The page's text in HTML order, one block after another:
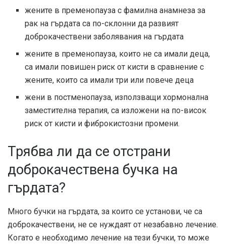
жените в пременопауза с фамилна анамнеза за
рак на гърдата са по-склонни да развият
доброкачествени заболявания на гърдата
жените в пременопауза, които не са имали деца,
са имали повишен риск от кисти в сравнение с
жените, които са имали три или повече деца
жени в постменопауза, използващи хормонална
заместителна терапия, са изложени на по-висок
риск от кисти и фиброкистозни промени.
Трябва ли да се отстрани
доброкачествена бучка на
гърдата?
Много бучки на гърдата, за които се установи, че са
доброкачествени, не се нуждаят от незабавно лечение.
Когато е необходимо лечение на тези бучки, то може